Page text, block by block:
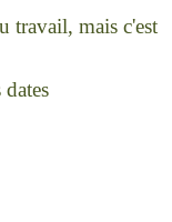
travail, mais c'est